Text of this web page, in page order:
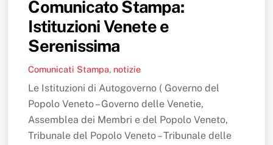
Comunicato Stampa:
Istituzioni Venete e
Serenissima
Comunicati Stampa, notizie
Le Istituzioni di Autogoverno ( Governo del
Popolo Veneto – Governo delle Venetie,
Assemblea dei Membri e del Popolo Veneto,
Tribunale del Popolo Veneto – Tribunale delle